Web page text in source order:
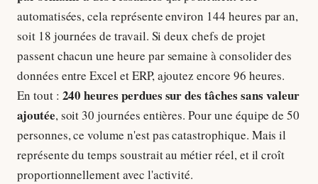
automatisées, cela représente environ 144 heures par an,
soit 18 journées de travail. Si deux chefs de projet
passent chacun une heure par semaine à consolider des
données entre Excel et ERP, ajoutez encore 96 heures.
En tout : 240 heures perdues sur des tâches sans valeur
ajoutée, soit 30 journées entières. Pour une équipe de 50
personnes, ce volume n'est pas catastrophique. Mais il
représente du temps soustrait au métier réel, et il croît
proportionnellement avec l'activité.